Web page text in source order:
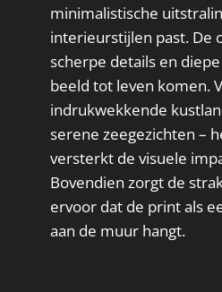
minimalistische
interieurstijlen past. De
scherpe details en
beeld tot leven komen.
indrukwekkende
serene zeegezichten –
versterkt de visuele
Bovendien zorgt de
ervoor dat de print als
aan de muur hangt.